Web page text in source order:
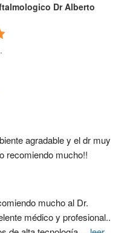
Dr Alberto
agradable y el dr muy
recomiendo mucho!!
mucho al Dr.
médico y profesional..